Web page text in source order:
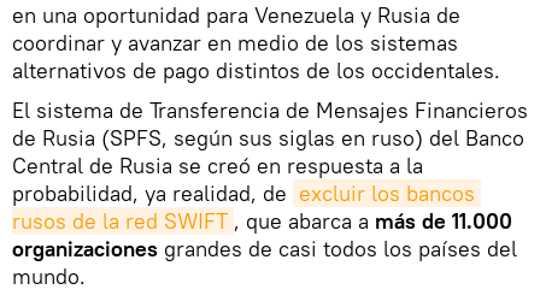
en una oportunidad para Venezuela y Rusia de
coordinar y avanzar en medio de los sistemas
alternativos de pago distintos de los occidentales.
El sistema de Transferencia de Mensajes Financieros
de Rusia (SPFS, según sus siglas en ruso) del Banco
Central de Rusia se creó en respuesta a la
probabilidad, ya realidad, de excluir los bancos
rusos de la red SWIFT , que abarca a más de 11.000
organizaciones grandes de casi todos los países del
mundo.